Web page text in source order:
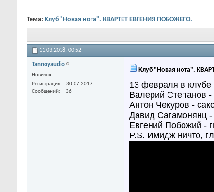
Тема: Клуб "Новая нота". КВАРТЕТ ЕВГЕНИЯ ПОБОЖЕГО.
11.03.2018, 00:52
Tannoyaudio
Новичок
Регистрация
30.07.2017
Сообщений
36
Клуб "Новая нота".
13 февраля в
Валерий Степанов
Антон Чекуров -
Давид Сагамонянц
Евгений Побожий -
P.S. Имидж ничто,